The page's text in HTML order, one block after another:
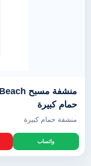
حمام كبيرة
منشفة حمام كبيرة
واتساب